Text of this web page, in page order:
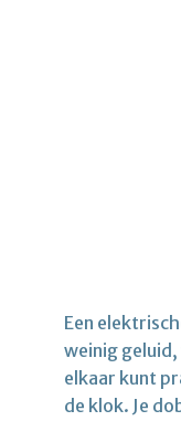
Een
weinig
elkaar kunt
de klok. Je